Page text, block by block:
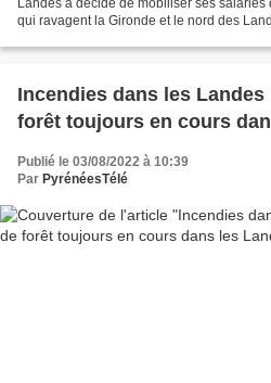
qui ravagent la Gironde et le nord des
Incendies dans les
forêt toujours en cours
Publié le 03/08/2022 à 10:39
Par PyrénéesTélé